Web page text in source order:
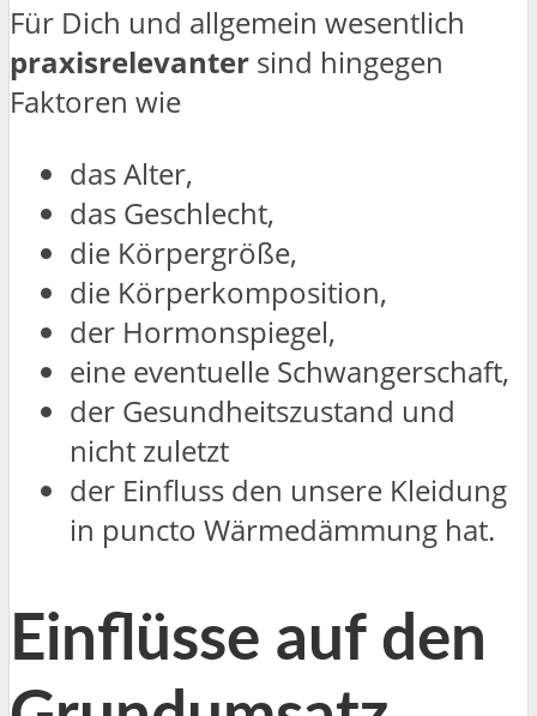
Für Dich und allgemein wesentlich
praxisrelevanter sind hingegen
Faktoren wie
das Alter,
das Geschlecht,
die Körpergröße,
die Körperkomposition,
der Hormonspiegel,
eine eventuelle Schwangerschaft,
der Gesundheitszustand und
nicht zuletzt
der Einfluss den unsere Kleidung
in puncto Wärmedämmung hat.
Einflüsse auf den